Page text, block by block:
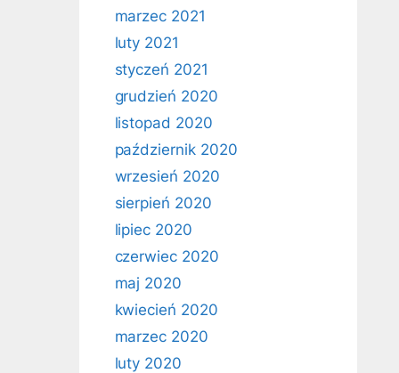
marzec 2021
luty 2021
styczeń 2021
grudzień 2020
listopad 2020
październik 2020
wrzesień 2020
sierpień 2020
lipiec 2020
czerwiec 2020
maj 2020
kwiecień 2020
marzec 2020
luty 2020